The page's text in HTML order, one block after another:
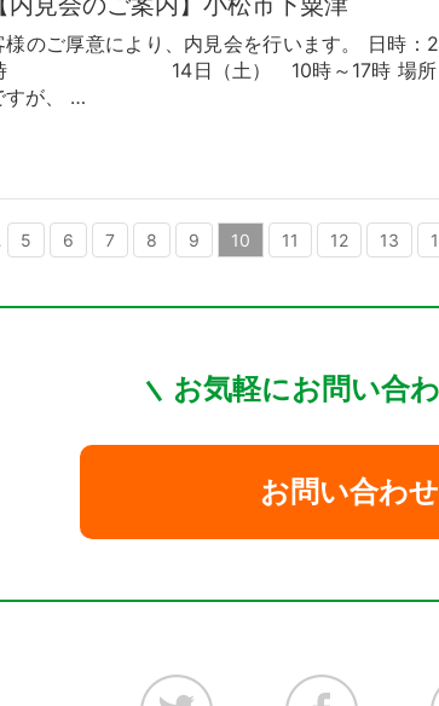
様のご厚意により、内見会を行います。 日時
14日（土） 10時～17時 場所：小
すが、 …
5 6 7 8 9 10 11 12 13
お気軽にお問い合
お問い合わ